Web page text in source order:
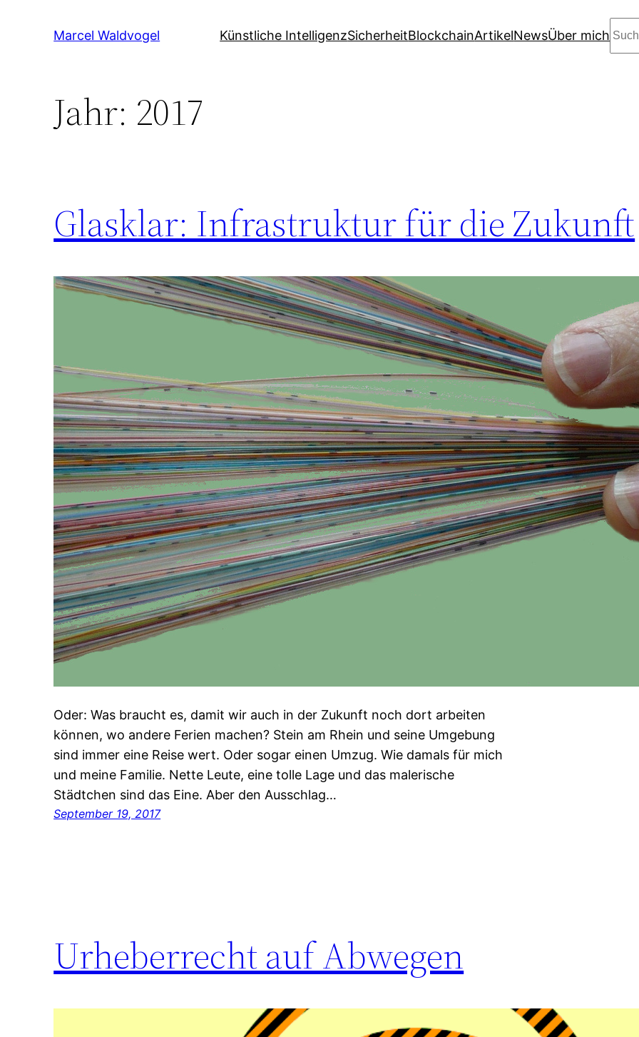
Marcel Waldvogel Künstliche IntelligenzSicherheitBlockchainArtikelNewsÜber mich
Jahr: 2017
Glasklar: Infrastruktur für die Zukunft
Oder: Was braucht es, damit wir auch in der Zukunft noch dort arbeiten
können, wo andere Ferien machen? Stein am Rhein und seine Umgebung
sind immer eine Reise wert. Oder sogar einen Umzug. Wie damals für mich
und meine Familie. Nette Leute, eine tolle Lage und das malerische
Städtchen sind das Eine. Aber den Ausschlag…
September 19, 2017
Urheberrecht auf Abwegen